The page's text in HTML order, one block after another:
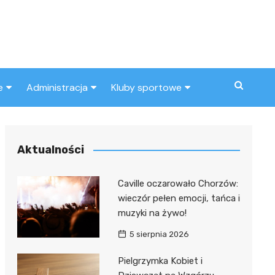
Administracja
Urząd miasta
Kluby sportowe
Aktualności
Caville oczarowało Chorzów:
wieczór pełen emocji, tańca i
muzyki na żywo!
5 sierpnia 2026
Pielgrzymka Kobiet i